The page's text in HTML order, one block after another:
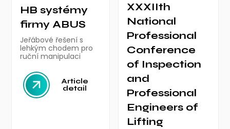
HB systémy
firmy ABUS
Jeřábové řešení s
lehkým chodem pro
ruční manipulaci
Article
detail
XXXIIth
National
Professional
Conference
of Inspection
and
Professional
Engineers of
Lifting